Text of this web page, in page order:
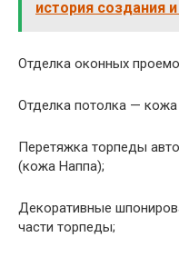
история создания
Отделка оконных
Отделка потолка — кожа
Перетяжка торпеды
(кожа Наппа);
Декоративные
части торпеды;